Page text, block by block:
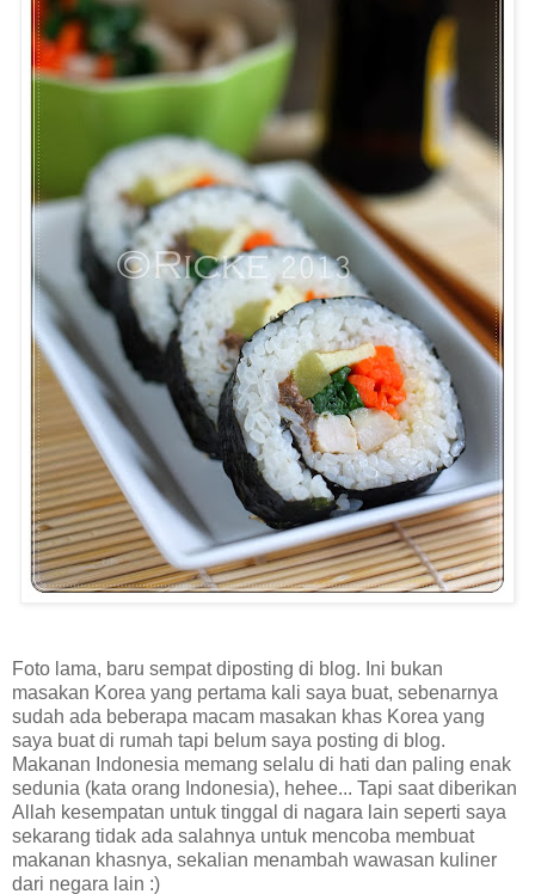
Foto lama, baru sempat diposting di blog. Ini bukan
masakan Korea yang pertama kali saya buat, sebenarnya
sudah ada beberapa macam masakan khas Korea yang
saya buat di rumah tapi belum saya posting di blog.
Makanan Indonesia memang selalu di hati dan paling enak
sedunia (kata orang Indonesia), hehee... Tapi saat diberikan
Allah kesempatan untuk tinggal di nagara lain seperti saya
sekarang tidak ada salahnya untuk mencoba membuat
makanan khasnya, sekalian menambah wawasan kuliner
dari negara lain :)